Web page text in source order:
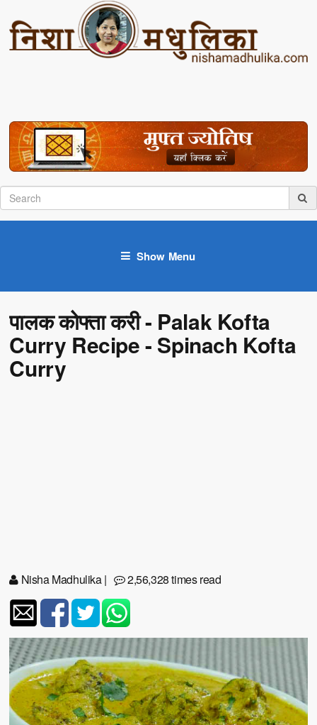
Show Menu
पालक कोफ्ता करी - Palak Kofta
Curry Recipe - Spinach Kofta
Curry
Nisha Madhulika| 2,56,328 times read